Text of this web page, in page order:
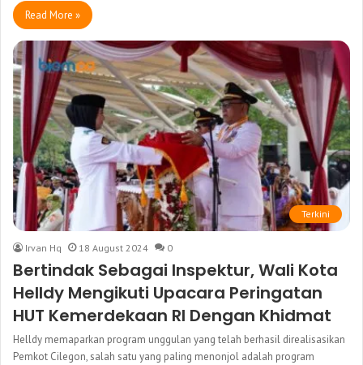
Read More »
Terkini
Irvan Hq 18 August 2024 0
Bertindak Sebagai Inspektur, Wali Kota
Helldy Mengikuti Upacara Peringatan
HUT Kemerdekaan RI Dengan Khidmat
Helldy memaparkan program unggulan yang telah berhasil direalisasikan
Pemkot Cilegon, salah satu yang paling menonjol adalah program